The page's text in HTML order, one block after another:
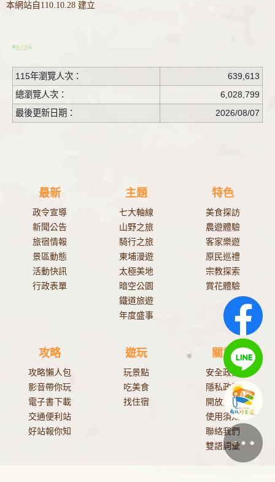
本網站自110.10.28 建立
115年瀏覽人次：
639,613
總瀏覽人次：
6,028,799
最後更新日期：
2026/08/07
最新
政令宣導
新聞公告
旅宿情報
景區動態
活動快訊
行政表單
主題
七大軸線
山野之旅
騎行之旅
東埔漫遊
太極美地
暗空公園
鐵道旅遊
年度盛事
特色
美食探訪
農遊體驗
客家樂遊
原民巡禮
宗教探索
賞花體驗
攻略
攻略懶人包
影音帶你玩
電子書下載
交通便利站
好站報你知
遊玩
玩景點
吃美食
找住宿
關於
安全政策
隱私政策
開放資料
使用須知
聯絡我們
雙語詞彙